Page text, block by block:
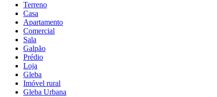
Terreno
Casa
Apartamento
Comercial
Sala
Galpão
Prédio
Loja
Gleba
Imóvel rural
Gleba Urbana